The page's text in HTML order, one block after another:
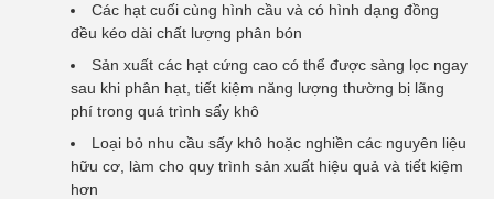
Các hạt cuối cùng hình cầu và có hình dạng đồng
đều kéo dài chất lượng phân bón
Sản xuất các hạt cứng cao có thể được sàng lọc ngay
sau khi phân hạt, tiết kiệm năng lượng thường bị lãng
phí trong quá trình sấy khô
Loại bỏ nhu cầu sấy khô hoặc nghiền các nguyên liệu
hữu cơ, làm cho quy trình sản xuất hiệu quả và tiết kiệm
hơn